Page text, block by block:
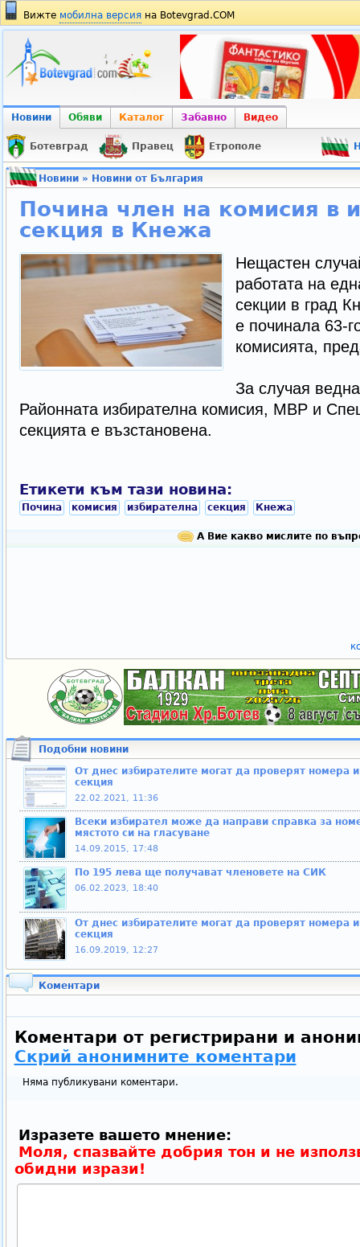
Вижте мобилна версия на Botevgrad.COM
Новини Обяви Каталог Забавно Видео
Ботевград Правец Етрополе
Новини» Новини от България
Почина член на комисия в
секция в Кнежа
Нещастен
работата на
секции в град
е починала 63-
комисията,
За случая
Районната избирателна комисия, МВР и
секцията е възстановена.
Етикети към тази новина:
Почина комисия избирателна секция Кнежа
А Вие какво мислите по
Подобни новини
От днес избирателите могат да проверят номера
секция
22.02.2021, 11:36
Всеки избирател може да направи справка за
мястото си на гласуване
14.09.2015, 17:48
По 195 лева ще получават членовете на СИК
06.02.2023, 18:40
От днес избирателите могат да проверят номера
секция
16.09.2019, 12:27
Коментари
Коментари от регистрирани и
Скрий анонимните коментари
Няма публикувани коментари.
Изразете вашето мнение:
Моля, спазвайте добрия тон и не
обидни изрази!